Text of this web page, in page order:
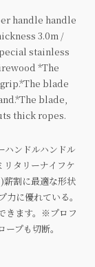
handle handle
3.0m /
stainless
*The
blade
blade,
thick ropes.
ハンドルハンドル
タリーナイフケ
割に最適な形状
に優れている。
きます。※プロフ
プも切断。